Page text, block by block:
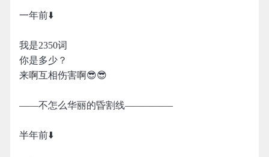
一年前⬇️
我是2350词
你是多少？
来啊互相伤害啊😎😎
——不怎么华丽的昏割线—————
半年前⬇️